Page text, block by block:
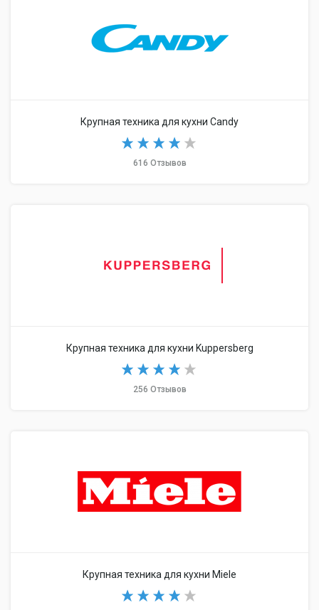
Крупная техника для кухни Candy
616 Отзывов
Крупная техника для кухни Kuppersberg
256 Отзывов
Крупная техника для кухни Miele